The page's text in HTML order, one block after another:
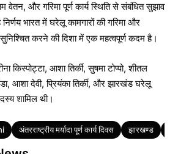
और गरिमा पूर्ण कार्य स्थिति से संबंधित सुझाव
निर्णय भारत में घरेलू कामगारों की गरिमा और
करने की दिशा में एक महत्वपूर्ण कदम है।
किस्पोट्टा, आशा तिर्की, सुषमा टोप्पो, शीतल
आशा देवी, प्रियंका तिर्की, और झारखंड घरेलू
शामिल थी।
अंतरराष्ट्रीय मर्यादा पूर्ण कार्य दिवस झारखण्ड